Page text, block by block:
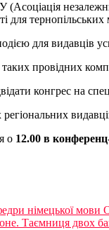
для тернопільських
для видавців
провідних
конгрес на
о 12.00 в
німецької
Таємниця двох